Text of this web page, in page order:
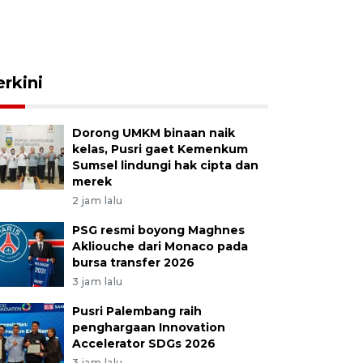
Dorong UMKM binaan naik
kelas, Pusri gaet Kemenkum
Sumsel lindungi hak cipta dan
merek
2 jam lalu
PSG resmi boyong Maghnes
Akliouche dari Monaco pada
bursa transfer 2026
3 jam lalu
Pusri Palembang raih
penghargaan Innovation
Accelerator SDGs 2026